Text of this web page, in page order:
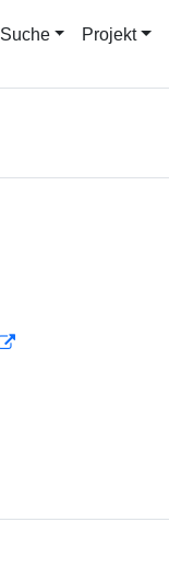
Suche Projekt